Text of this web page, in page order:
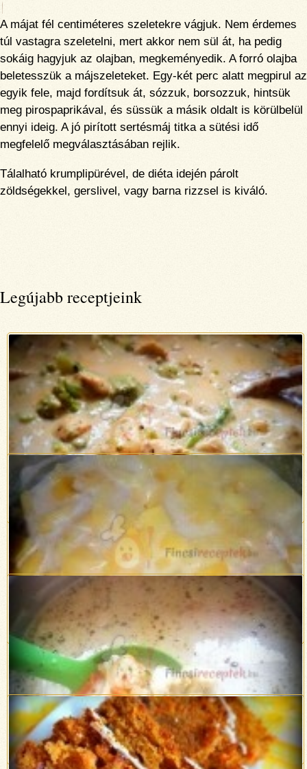
A májat fél centiméteres szeletekre vágjuk. Nem érdemes
túl vastagra szeletelni, mert akkor nem sül át, ha pedig
sokáig hagyjuk az olajban, megkeményedik. A forró olajba
beletesszük a májszeleteket. Egy-két perc alatt megpirul az
egyik fele, majd fordítsuk át, sózzuk, borsozzuk, hintsük
meg pirospaprikával, és süssük a másik oldalt is körülbelül
ennyi ideig. A jó pirított sertésmáj titka a sütési idő
megfelelő megválasztásában rejlik.
Tálalható krumplipürével, de diéta idején párolt
zöldségekkel, gerslivel, vagy barna rizzsel is kiváló.
Legújabb receptjeink
Brokkolis tejszínes csirkemell
Almaleves